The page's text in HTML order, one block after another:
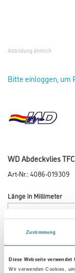
Zustimmung
Diese Webseite verwendet
Wir verwenden Cookies,
Abbildung ähnlich
Bitte einloggen, um
WD Abdeckvlies
Art-Nr.:4086-019309
Länge in Millimeter
Breite in millimeter